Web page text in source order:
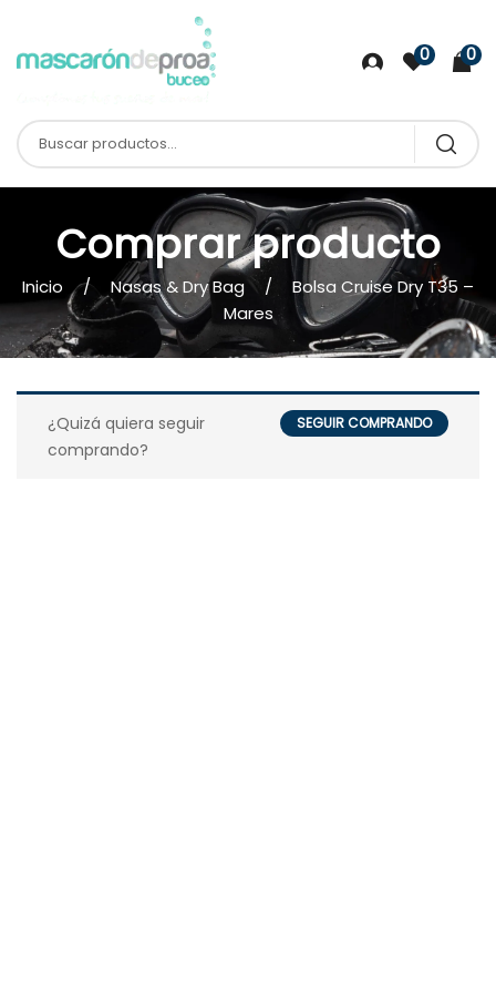
0 0
Comprar producto
Inicio Nasas & Dry Bag
Bolsa Cruise Dry T35 –
Mares
SEGUIR COMPRANDO
¿Quizá quiera seguir
comprando?